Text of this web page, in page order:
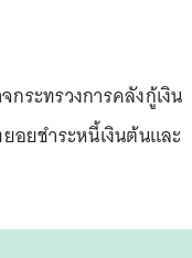
ระทรวงการคลังกู้เงิน
อยชำระหนี้เงินต้นและ